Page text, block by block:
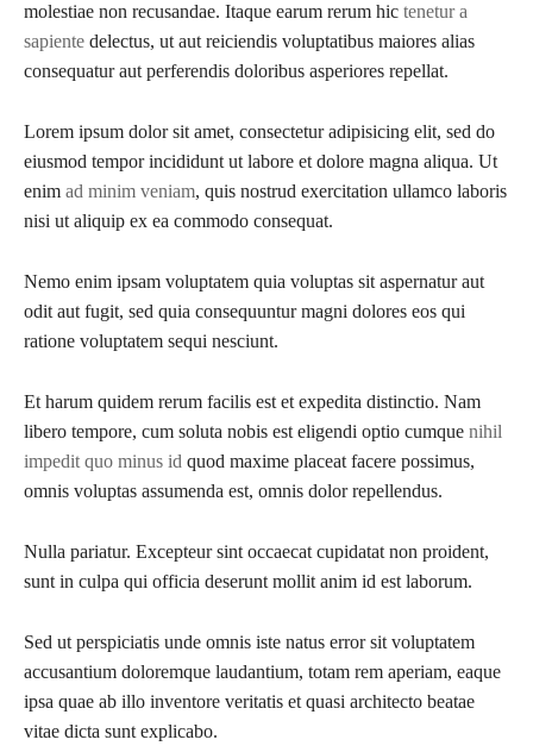
molestiae non recusandae. Itaque earum rerum hic tenetur a
sapiente delectus, ut aut reiciendis voluptatibus maiores alias
consequatur aut perferendis doloribus asperiores repellat.
Lorem ipsum dolor sit amet, consectetur adipisicing elit, sed do
eiusmod tempor incididunt ut labore et dolore magna aliqua. Ut
enim ad minim veniam, quis nostrud exercitation ullamco laboris
nisi ut aliquip ex ea commodo consequat.
Nemo enim ipsam voluptatem quia voluptas sit aspernatur aut
odit aut fugit, sed quia consequuntur magni dolores eos qui
ratione voluptatem sequi nesciunt.
Et harum quidem rerum facilis est et expedita distinctio. Nam
libero tempore, cum soluta nobis est eligendi optio cumque nihil
impedit quo minus id quod maxime placeat facere possimus,
omnis voluptas assumenda est, omnis dolor repellendus.
Nulla pariatur. Excepteur sint occaecat cupidatat non proident,
sunt in culpa qui officia deserunt mollit anim id est laborum.
Sed ut perspiciatis unde omnis iste natus error sit voluptatem
accusantium doloremque laudantium, totam rem aperiam, eaque
ipsa quae ab illo inventore veritatis et quasi architecto beatae
vitae dicta sunt explicabo.